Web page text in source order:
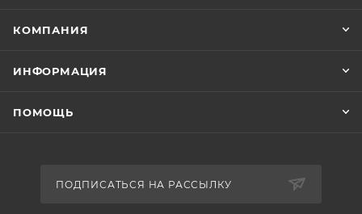
КОМПАНИЯ
ИНФОРМАЦИЯ
ПОМОЩЬ
ПОДПИСАТЬСЯ НА РАССЫЛКУ